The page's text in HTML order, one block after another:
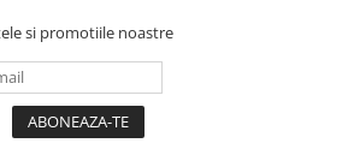
si promotiile noastre